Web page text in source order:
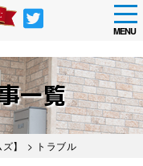
MENU
一覧
】 > トラブル